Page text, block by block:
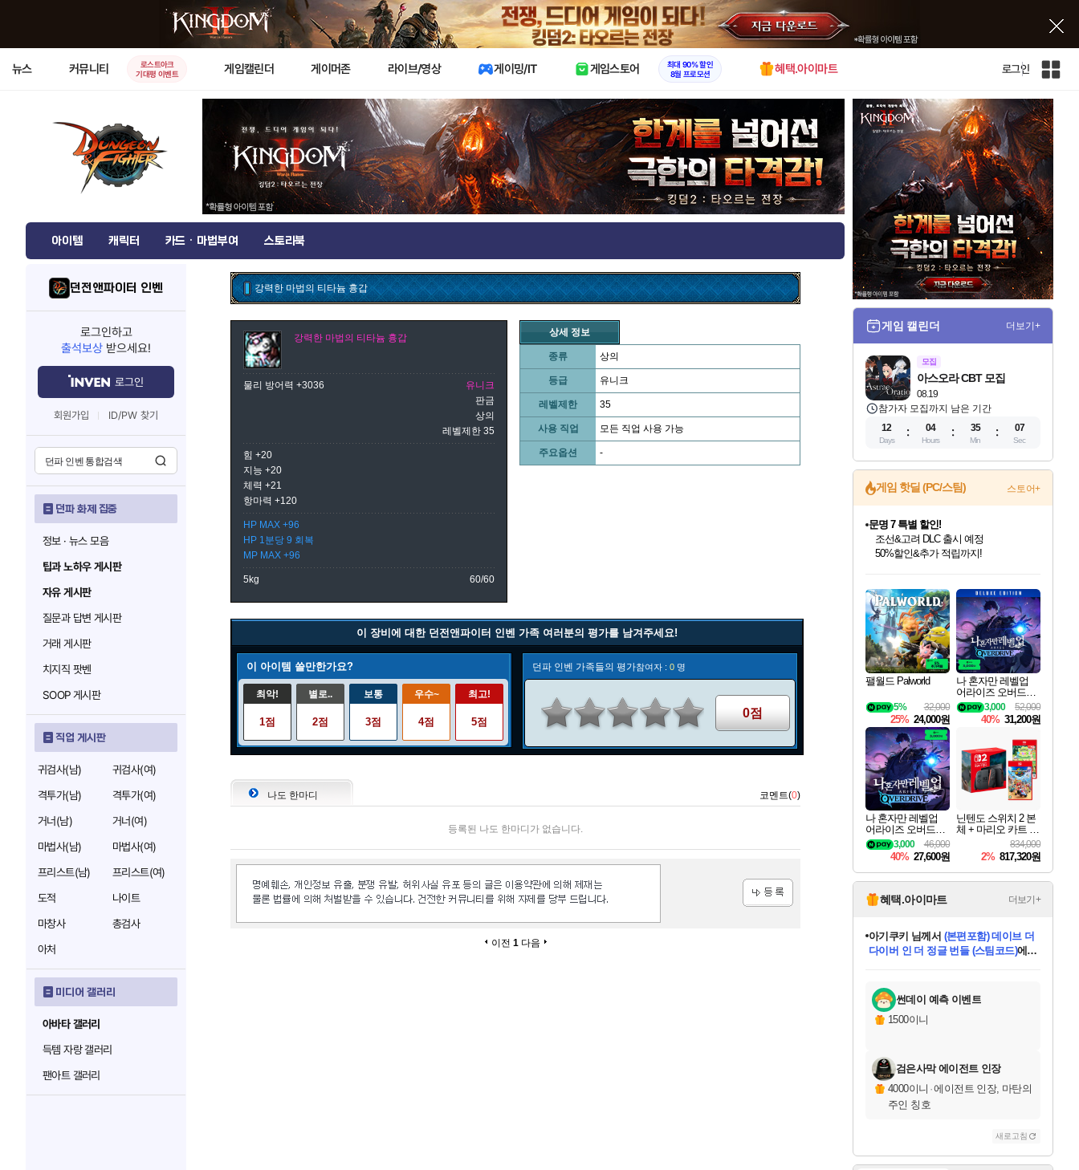
X
뉴스 커뮤니티
로스트아크
기대평 이벤트
게임캘린더 게이머존 라이브/영상 게이밍/IT 게임스토어
최대 90% 할인
8월 프로모션
혜택.아이마트 로그인
인
전
체
사
이
트
맵
아이템 캐릭터 카드 · 마법부여 스토리북
던전앤파이터 인벤
로그인하고
출석보상 받으세요!
로그인
회원가입 ID/PW 찾기
던파 화제 집중
정보 · 뉴스 모음
팁과 노하우 게시판
자유 게시판
질문과 답변 게시판
거래 게시판
치지직 팟벤
SOOP 게시판
직업 게시판
귀검사(남)
귀검사(여)
격투가(남)
격투가(여)
거너(남)
거너(여)
마법사(남)
마법사(여)
프리스트(남)
프리스트(여)
도적
나이트
마창사
총검사
아처
미디어 갤러리
아바타 갤러리
득템 자랑 갤러리
팬아트 갤러리
강력한 마법의 티타늄 흉갑
강력한 마법의 티타늄 흉갑
물리 방어력 +3036
유니크
판금
상의
레벨제한 35
힘 +20
지능 +20
체력 +21
항마력 +120
HP MAX +96
HP 1분당 9 회복
MP MAX +96
5kg 60/60
상세 정보
종류 상의
등급 유니크
레벨제한 35
사용 직업 모든 직업 사용 가능
주요옵션 -
이 장비에 대한 던전앤파이터 인벤 가족 여러분의 평가를 남겨주세요!
이 아이템 쓸만한가요?
최악!
1점
별로..
2점
보통
3점
우수~
4점
최고!
5점
던파 인벤 가족들의 평가참여자 : 0 명
0점
나도 한마디 코멘트(0)
등록된 나도 한마디가 없습니다.
이전 1 다음
게임 캘린더 더보기+
모집
08.19
아스오라 CBT 모집
참가자 모집까지 남은 기간
12
Days
04
Hours
35
Min
06
Sec
게임 핫딜 (PC/스팀) 스토어+
최대 90% 할인가를 만나보세요!
네이버혜택과 함께 만나보세요!
문명 7 특별 할인!
조선&고려 DLC 출시 예정
50%할인&추가 적립까지!
이니&베니 혜택까지!
네이버 혜택가와 함께 예약하세요!
할인&네이버혜택으로 만나보세요!
네이버페이 혜택과 만나보세요!
40주년 프로모션으로 만나보세요!
네이버 포인트 혜택까지!
할인가에 만나보세요!
일부 에디션 상시 할인!
혜택으로 예약 판매 중
편안하게 충전하세요
팰월드 Palworld
32,000
5%
25% 24,000원
나 혼자만 레벨업
어라이즈 오버드라
이브 디럭스 에디션
Solo Leveling Arise
Overdrive Deluxe Edi
52,000
3,000
40% 31,200원
나 혼자만 레벨업
어라이즈 오버드라
이브 Solo Leveling A
rise
46,000
3,000
40% 27,600원
닌텐도 스위치 2 본
체 + 마리오 카트 월
드 + 포켓몬 포코피
아 번들
834,000
2% 817,320원
혜택.아이마트 더보기+
당첨되셨습니다.
다이버 인 더 정글 번들 (스팀코드)
당첨되셨습니다.
eksxo님께서디스코 엘리시움 최종판
(스팀코드) 에 당첨되셨습니다.
당첨되셨습니다.
당첨되셨습니다.
에디션 (스팀코드)를 교환.
당첨되셨습니다.
당첨되셨습니다.
당첨되셨습니다.
당첨되셨습니다.
썬데이 예측 이벤트
1500이니
검은사막 에이전트 인장
4000이니 ·에이전트 인장, 마탄의
주인 칭호
새로고침